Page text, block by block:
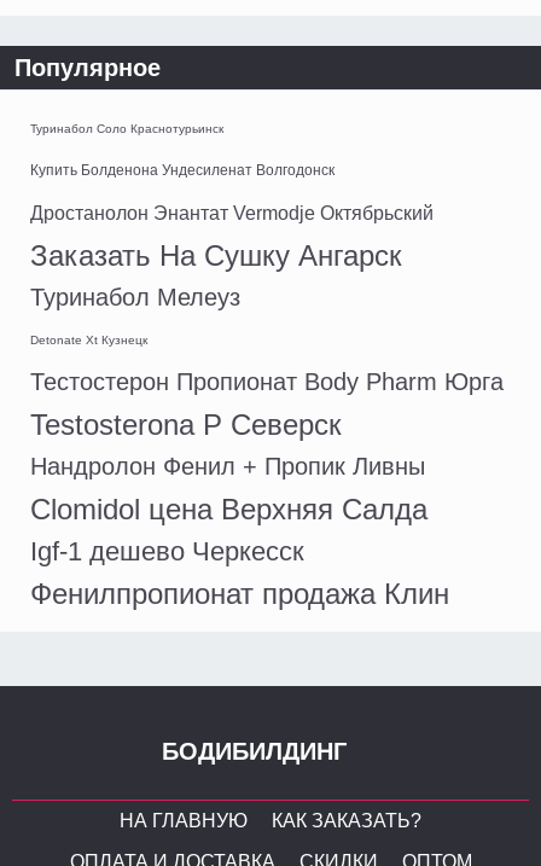
Популярное
Туринабол Соло Краснотурьинск
Купить Болденона Ундесиленат Волгодонск
Дростанолон Энантат Vermodje Октябрьский
Заказать На Сушку Ангарск
Туринабол Мелеуз
Detonate Xt Кузнецк
Тестостерон Пропионат Body Pharm Юрга
Testosterona P Северск
Нандролон Фенил + Пропик Ливны
Clomidol цена Верхняя Салда
Igf-1 дешево Черкесск
Фенилпропионат продажа Клин
БОДИБИЛДИНГ
НА ГЛАВНУЮ
КАК ЗАКАЗАТЬ?
ОПЛАТА И ДОСТАВКА
СКИДКИ ОПТОМ